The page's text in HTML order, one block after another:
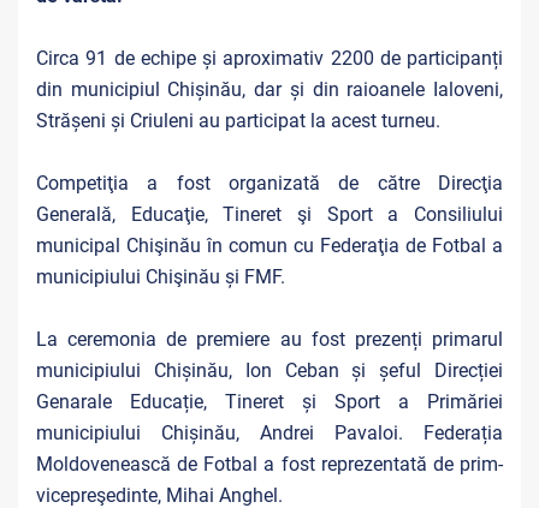
Circa 91 de echipe și aproximativ 2200 de participanți
din municipiul Chișinău, dar și din raioanele Ialoveni,
Strășeni și Criuleni au participat la acest turneu.
Competiţia a fost organizată de către Direcţia
Generală, Educaţie, Tineret şi Sport a Consiliului
municipal Chişinău în comun cu Federaţia de Fotbal a
municipiului Chişinău și FMF.
La ceremonia de premiere au fost prezenți primarul
municipiului Chișinău, Ion Ceban și șeful Direcției
Genarale Educație, Tineret și Sport a Primăriei
municipiului Chișinău, Andrei Pavaloi. Federația
Moldovenească de Fotbal a fost reprezentată de prim-
vicepreşedinte, Mihai Anghel.